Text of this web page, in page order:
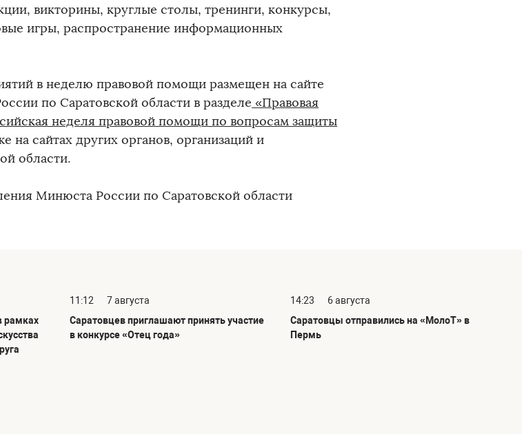
викторины, круглые столы, тренинги, конкурсы,
игры, распространение информационных
в неделю правовой помощи размещен на сайте
по Саратовской области в разделе «Правовая
неделя правовой помощи по вопросам защиты
на сайтах других органов, организаций и
области.
Минюста России по Саратовской области
рамках
11:12
7 августа
Саратовцев приглашают принять участие
в конкурсе «Отец года»
14:23
6 августа
Саратовцы отправились на «МолоТ» в
Пермь